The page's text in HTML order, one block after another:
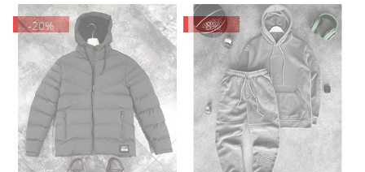
-20% -8%